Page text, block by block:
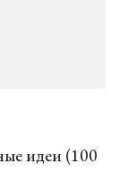
идеи (100